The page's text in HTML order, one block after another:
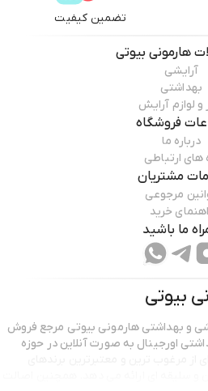
تضمین کیفیت
هارمونی بیوتی
آرایشی
بهداشتی
و لوازم آرایش
فروشگاه
درباره ما
های ارتباطی
مشتریان
مرجوعی
خرید
ما باشید
بیوتی
و بهداشتی هارمونی بیوتی مرجع فروش
اورجینال به صورت آنلاین در حوزه
مرغوب ترین و معتبرترین برندهای
و سلیقه ای ارائه می دهد. همچنین اصالت